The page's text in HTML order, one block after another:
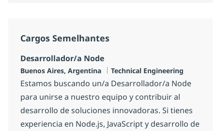
Cargos Semelhantes
Desarrollador/a Node
Localização
Buenos Aires, Argentina Categoria
Technical Engineering
Estamos buscando un/a Desarrollador/a Node
para unirse a nuestro equipo y contribuir al
desarrollo de soluciones innovadoras. Si tienes
experiencia en Node.js, JavaScript y desarrollo de